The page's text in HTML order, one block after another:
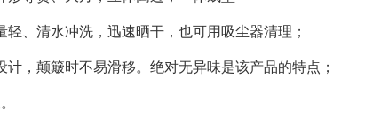
、清水冲洗，迅速晒干，也可用吸尘器清理；
，颠簸时不易滑移。绝对无异味是该产品的特点；